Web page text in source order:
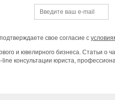
свое согласие с
и ювелирного бизнеса. Статьи о
консультации юриста,